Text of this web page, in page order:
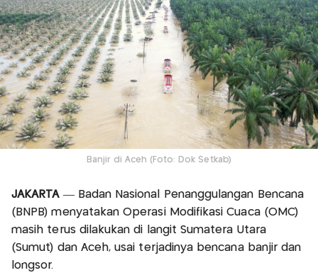
Banjir di Aceh (Foto: Dok Setkab)
JAKARTA— Badan Nasional Penanggulangan Bencana
(BNPB) menyatakan Operasi Modifikasi Cuaca (OMC)
masih terus dilakukan di langit Sumatera Utara
(Sumut) dan Aceh, usai terjadinya bencana banjir dan
longsor.